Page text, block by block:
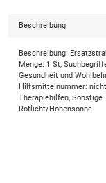
Beschreibung
Beschreibung:
Menge: 1 St;
Gesundheit und
Hilfsmittelnummer: nicht
Therapiehilfen, Sonstige
Rotlicht/Höhensonne